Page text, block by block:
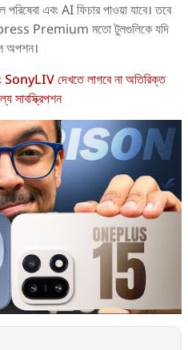
এবং AI ফিচার পাওয়া যাবে। তবে
Premium মতো টুলগুলিকে যদি
অপশন।
দেখতে লাগবে না অতিরিক্ত
সাবস্ক্রিপশন